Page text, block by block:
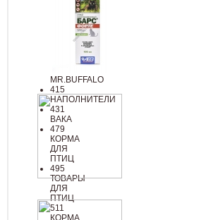
СТАУТ
НОЧНОЙ
ОХОТНИК
MR.BUFFALO
415
НАПОЛНИТЕЛИ
431
ВАКА
479
КОРМА
ДЛЯ
ПТИЦ
495
ТОВАРЫ
ДЛЯ
ПТИЦ
511
КОРМА